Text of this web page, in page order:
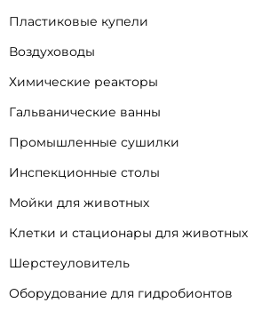
Пластиковые купели
Воздуховоды
Химические реакторы
Гальванические ванны
Промышленные сушилки
Инспекционные столы
Мойки для животных
Клетки и стационары для животных
Шерстеуловитель
Оборудование для гидробионтов